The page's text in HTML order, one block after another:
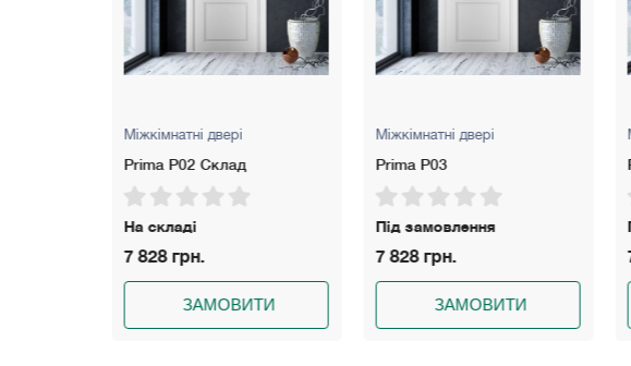
Міжкімнатні двері
Prima P03
Під замовлення
7 828 грн.
ЗАМОВИТИ
Міжкімнатні двері
Prima P04
Під замовлення
7 828 грн.
ЗАМОВИТИ